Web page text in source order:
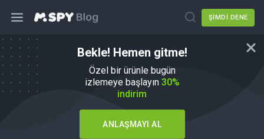
ŞIMDI DENE
Bekle! Hemen gitme!
Özel bir ürünle bugün
izlemeye başlayın 30%
indirim
ANLAŞMAYI AL
Nasıl Yapılır